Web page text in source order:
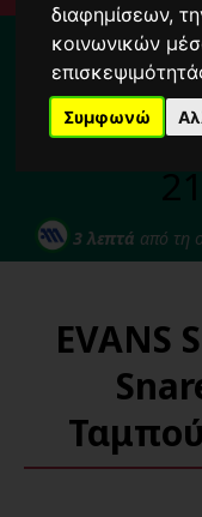
διαφημίσεων,
κοινωνικών
Συμφωνώ
Για το
Για κάθε σας
3 λεπτά από τη
EVANS